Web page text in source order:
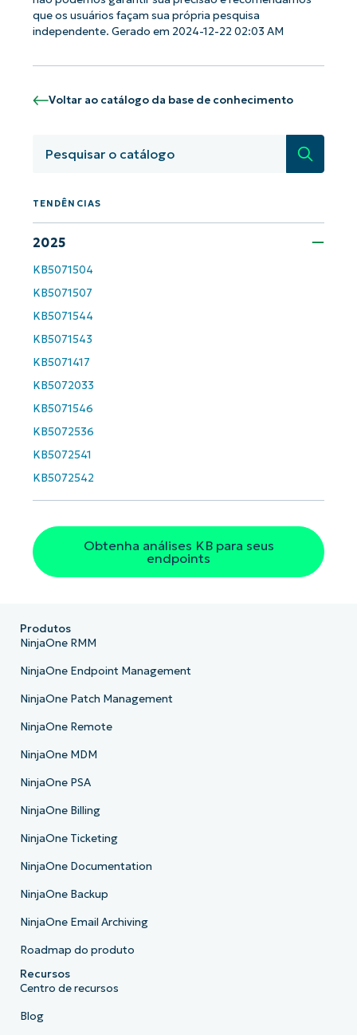
que os usuários façam sua própria pesquisa
independente. Gerado em 2024-12-22 02:03 AM
Voltar ao catálogo da base de conhecimento
TENDÊNCIAS
2025
KB5071504
KB5071507
KB5071544
KB5071543
KB5071417
KB5072033
KB5071546
KB5072536
KB5072541
KB5072542
Obtenha análises KB para seus
endpoints
and
last
País
name*
Produtos
NinjaOne RMM
NinjaOne Endpoint Management
NinjaOne Patch Management
NinjaOne Remote
NinjaOne MDM
NinjaOne PSA
NinjaOne Billing
NinjaOne Ticketing
NinjaOne Documentation
NinjaOne Backup
NinjaOne Email Archiving
Roadmap do produto
Recursos
Centro de recursos
Blog